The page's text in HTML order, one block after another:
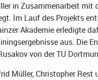
in Zusammenarbeit mit
Im Lauf des Projekts
Akademie erledigte
aus. Die
von der TU
Müller, Christopher Rest